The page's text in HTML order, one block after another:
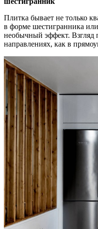
Плитка бывает не только
в форме шестигранника
необычный эффект. Взгляд
направлениях, как в